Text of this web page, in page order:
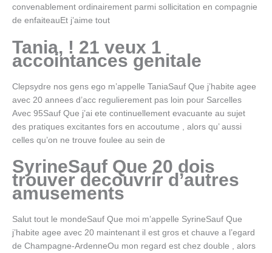
convenablement ordinairement parmi sollicitation en compagnie
de enfaiteauEt j’aime tout
Tania, ! 21 veux 1
accointances genitale
Clepsydre nos gens ego m’appelle TaniaSauf Que j’habite agee
avec 20 annees d’acc regulierement pas loin pour Sarcelles
Avec 95Sauf Que j’ai ete continuellement evacuante au sujet
des pratiques excitantes fors en accoutume , alors qu’ aussi
celles qu’on ne trouve foulee au sein de
SyrineSauf Que 20 dois
trouver decouvrir d’autres
amusements
Salut tout le mondeSauf Que moi m’appelle SyrineSauf Que
j’habite agee avec 20 maintenant il est gros et chauve a l’egard
de Champagne-ArdenneOu mon regard est chez double , alors